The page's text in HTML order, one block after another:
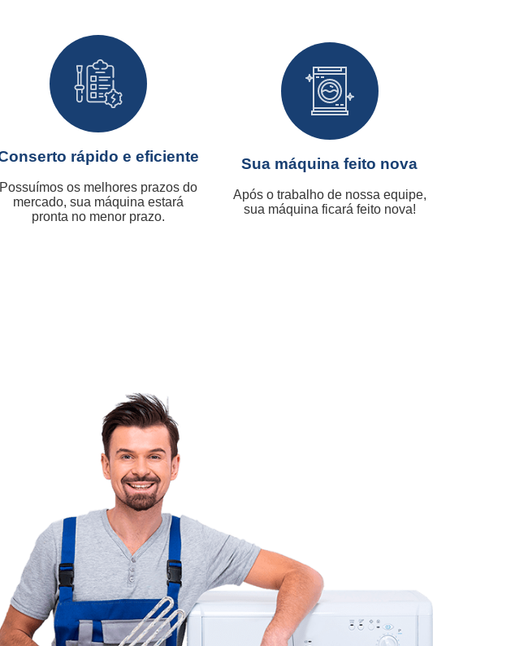
rápido e eficiente
Possuímos os melhores prazos do
mercado, sua máquina estará
pronta no menor prazo.
Sua máquina feito nova
Após o trabalho de nossa equipe,
sua máquina ficará feito nova!